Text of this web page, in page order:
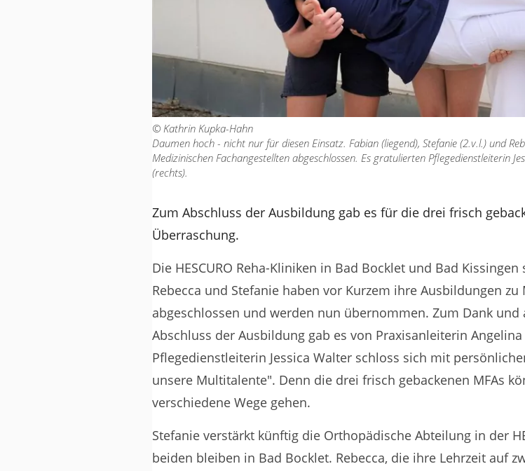
© Kathrin Kupka-Hahn
Daumen hoch - nicht nur für diesen Einsatz. Fabian (liegend), Stefanie (2.v.l.) und
Medizinischen Fachangestellten abgeschlossen. Es gratulierten Pflegedienstleiterin
(rechts).
Zum Abschluss der Ausbildung gab es für die drei frisch
Überraschung.
Die HESCURO Reha-Kliniken in Bad Bocklet und Bad
Rebecca und Stefanie haben vor Kurzem ihre Ausbildungen
abgeschlossen und werden nun übernommen. Zum Dank
Abschluss der Ausbildung gab es von Praxisanleiterin
Pflegedienstleiterin Jessica Walter schloss sich mit
unsere Multitalente". Denn die drei frisch gebackenen MFAs
verschiedene Wege gehen.
Stefanie verstärkt künftig die Orthopädische Abteilung in der
beiden bleiben in Bad Bocklet. Rebecca, die ihre Lehrzeit auf